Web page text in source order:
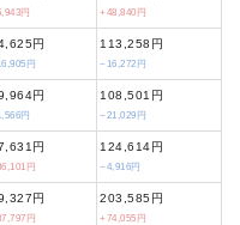
円 +48,840円
円
円
113,258円
−16,272円
円
円
108,501円
−21,029円
円
円
124,614円
−4,916円
円
円
203,585円
+74,055円